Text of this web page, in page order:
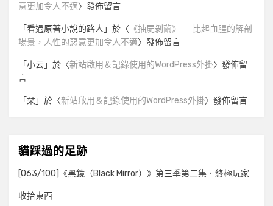
意更加令人不適〉發佈留言
「看過原著小說的路人 」於〈 《抽屍剝繭》──比起血腥的解剖
場景，人性的惡意更加令人不適〉發佈留言
「小云」於〈新站啟用＆記錄使用的WordPress外掛〉發佈留
言
「栞」於〈新站啟用＆記錄使用的WordPress外掛〉發佈留言
貓踩過的足跡
[063/100]《黑鏡（Black Mirror）》第三季第二集．終極玩家
收拾東西